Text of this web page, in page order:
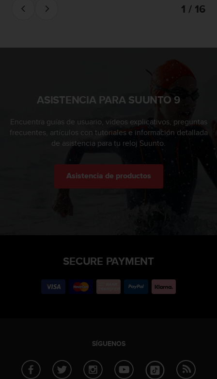
1 / 16
ASISTENCIA PARA SUUNTO 9
Encuentra guías de usuario, vídeos explicativos, preguntas
frecuentes, artículos con tutoriales e información detallada
de asistencia para tu reloj Suunto.
Asistencia de productos
SECURE PAYMENT
SÍGUENOS